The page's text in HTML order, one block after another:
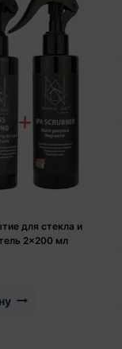
для стекла и
2×200 мл